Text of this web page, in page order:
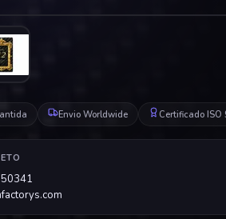
Envio Worldwide Certificado ISO